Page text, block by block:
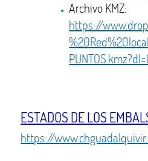
Archivo KMZ:
https://
ESTADOS DE LOS
https://